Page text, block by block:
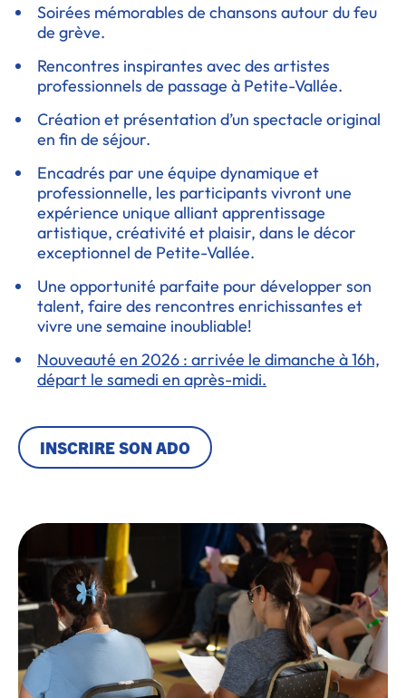
Soirées mémorables de chansons autour du feu
de grève.
Rencontres inspirantes avec des artistes
professionnels de passage à Petite-Vallée.
Création et présentation d’un spectacle original
en fin de séjour.
Encadrés par une équipe dynamique et
professionnelle, les participants vivront une
expérience unique alliant apprentissage
artistique, créativité et plaisir, dans le décor
exceptionnel de Petite-Vallée.
Une opportunité parfaite pour développer son
talent, faire des rencontres enrichissantes et
vivre une semaine inoubliable!
Nouveauté en 2026 : arrivée le dimanche à 16h,
départ le samedi en après-midi.
INSCRIRE SON ADO